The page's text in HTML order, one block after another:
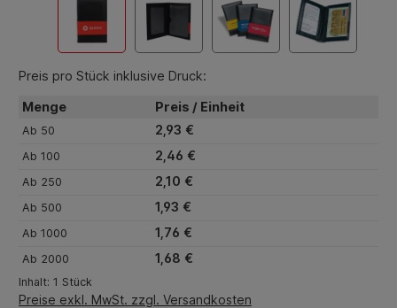
Preis pro Stück inklusive Druck:
Menge Preis / Einheit
Ab 50 2,93 €
Ab 100 2,46 €
Ab 250 2,10 €
Ab 500 1,93 €
Ab 1000 1,76 €
Ab 2000 1,68 €
Inhalt: 1 Stück
Preise exkl. MwSt. zzgl. Versandkosten